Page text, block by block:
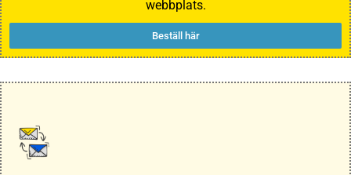
webbplats.
Beställ här